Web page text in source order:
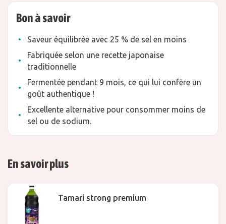
Bon à savoir
Saveur équilibrée avec 25 % de sel en moins
Fabriquée selon une recette japonaise
traditionnelle
Fermentée pendant 9 mois, ce qui lui confère un
goût authentique !
Excellente alternative pour consommer moins de
sel ou de sodium.
En savoir plus
Tamari strong premium